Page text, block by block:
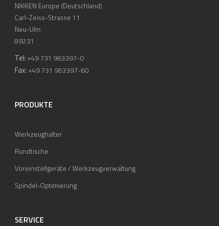
NIKKEN Europe (Deutschland)
Carl-Zeiss-Strasse 11
Neu-Ulm
89231
Tel:+49 731 963397-0
Fax:+49 731 963397-60
PRODUKTE
Werkzeughalter
Rundtische
Voreinstellgeräte / Werkzeugverwaltung
Spindel-Optimierung
SERVICE